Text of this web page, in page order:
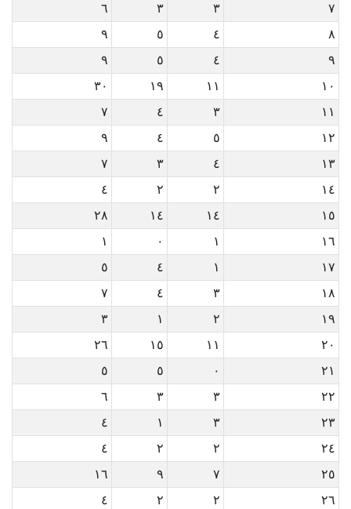
٧
٣ ٣
٦
٨
٤ ٥
٩
٩
٤ ٥
٩
١٠
١١ ١٩
٣٠
١١
٣ ٤
٧
١٢
٥ ٤
٩
١٣
٤ ٣
٧
١٤
٢ ٢
٤
١٥
١٤ ١٤
٢٨
١٦
١ ٠
١
١٧
١ ٤
٥
١٨
٣ ٤
٧
١٩
٢ ١
٣
٢٠
١١ ١٥
٢٦
٢١
٠ ٥
٥
٢٢
٣ ٣
٦
٢٣
٣ ١
٤
٢٤
٢ ٢
٤
٢٥
٧ ٩
١٦
٢٦
٢ ٢
٤